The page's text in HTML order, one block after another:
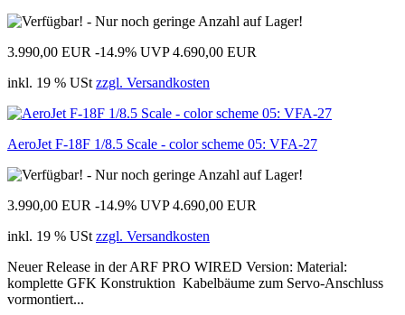
3.990,00 EUR -14.9% UVP 4.690,00 EUR
inkl. 19 % USt zzgl. Versandkosten
AeroJet F-18F 1/8.5 Scale - color scheme 05: VFA-27
3.990,00 EUR -14.9% UVP 4.690,00 EUR
inkl. 19 % USt zzgl. Versandkosten
Neuer Release in der ARF PRO WIRED Version: Material:
komplette GFK Konstruktion Kabelbäume zum Servo-Anschluss
vormontiert...